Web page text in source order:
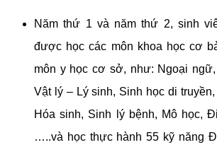
Năm thứ 1 và năm thứ 2, sinh
được học các môn khoa học cơ
môn y học cơ sở, như: Ngoại ngữ,
Vật lý – Lý sinh, Sinh học di
Hóa sinh, Sinh lý bệnh, Mô học,
…..và học thực hành 55 kỹ năng